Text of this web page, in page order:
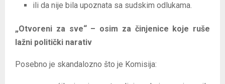
ili da nije bila upoznata sa sudskim odlukama.
„Otvoreni za sve“ – osim za činjenice koje ruše
lažni politički narativ
Posebno je skandalozno što je Komisija: